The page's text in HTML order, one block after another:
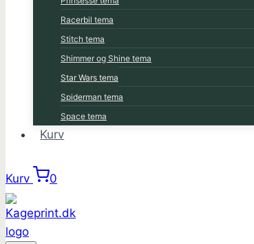
Racerbil tema
Stitch tema
Shimmer og Shine tema
Star Wars tema
Spiderman tema
Space tema
Kurv
Kurv 0